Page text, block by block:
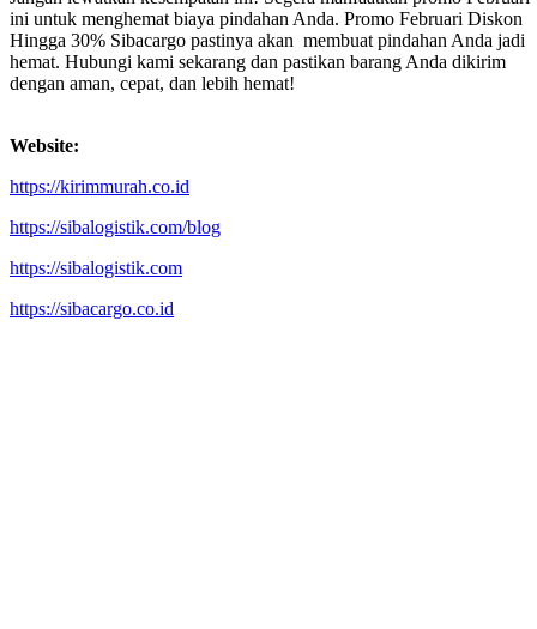
ini untuk menghemat biaya pindahan Anda. Promo Februari Diskon
Hingga 30% Sibacargo pastinya akan membuat pindahan Anda jadi
hemat. Hubungi kami sekarang dan pastikan barang Anda dikirim
dengan aman, cepat, dan lebih hemat!
Website:
https://kirimmurah.co.id
https://sibalogistik.com/blog
https://sibalogistik.com
https://sibacargo.co.id